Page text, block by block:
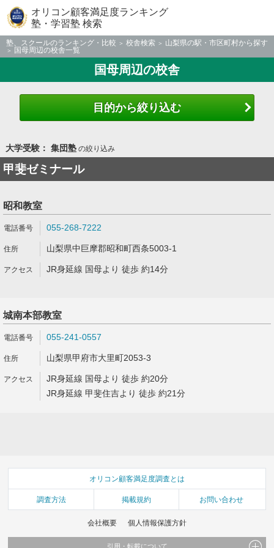
オリコン顧客満足度ランキング
塾・学習塾 検索
塾、スクールのランキング・比較 校舎検索
山梨県の駅・市区町村から探す
国母周辺の校舎一覧
国母周辺の校舎
目的から絞り込む
大学受験： 集団塾の絞り込み
甲斐ゼミナール
昭和教室
055-268-7222
山梨県中巨摩郡昭和町西条5003-1
JR身延線 国母より 徒歩 約14分
城南本部教室
055-241-0557
山梨県甲府市大里町2053-3
JR身延線 国母より 徒歩 約20分
JR身延線 甲斐住吉より 徒歩 約21分
オリコン顧客満足度調査とは
調査方法 掲載規約 お問い合わせ
会社概要 個人情報保護方針
引用・転載について